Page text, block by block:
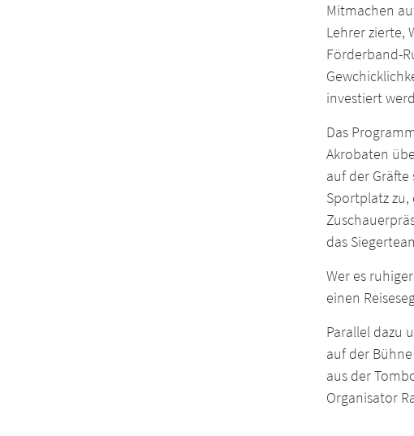
Mitmachen
Lehrer zierte,
Förderband-
investiert
Das
Akrobaten
auf der
Sportplatz
das
Wer es
einen
Parallel dazu
auf der
aus der
Organisator